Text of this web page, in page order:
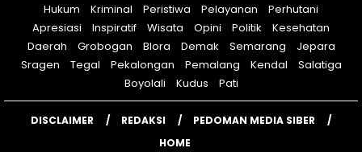
Hukum
Kriminal Peristiwa Pelayanan
Perhutani
Apresiasi
Inspiratif Wisata Opini Politik
Kesehatan
Daerah
Grobogan Blora Demak Semarang
Jepara
Sragen
Tegal Pekalongan Pemalang Kendal
Salatiga
Boyolali
Kudus Pati
DISCLAIMER REDAKSI
PEDOMAN MEDIA SIBER
HOME